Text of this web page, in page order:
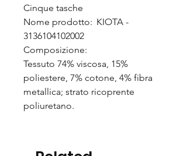
Cinque tasche
Nome prodotto: KIOTA -
3136104102002
Composizione:
Tessuto 74% viscosa, 15%
poliestere, 7% cotone, 4% fibra
metallica; strato ricoprente
poliuretano.